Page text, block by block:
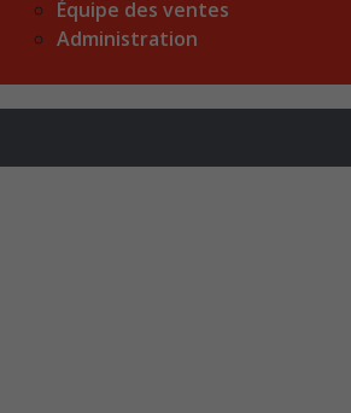
Équipe des ventes
Administration